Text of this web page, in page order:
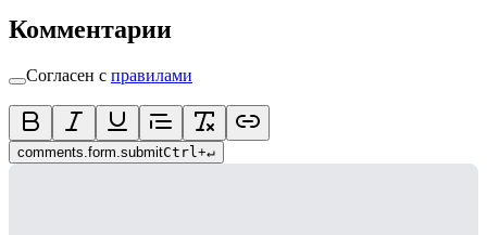
Комментарии
Согласен с правилами
comments.form.submitCtrl +↵